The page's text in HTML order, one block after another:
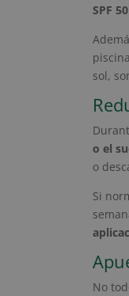
SPF
sol,
o el
o
Si
No